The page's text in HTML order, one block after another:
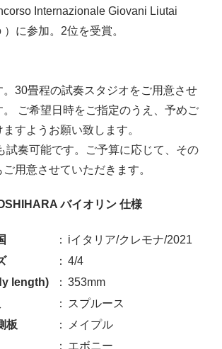
Internazionale Giovani Liutai
に参加。2位を受賞。
。30畳程の試奏スタジオをご用意させ
。 ご希望日時をご指定のうえ、予めご
すようお願い致します。
試奏可能です。ご予算に応じて、その
用意させていただきます。
バイオリン 仕様
： iイタリア/クレモナ/2021
： 4/4
length)
： 353mm
：
スプルース
板
：
メイプル
： エボニー